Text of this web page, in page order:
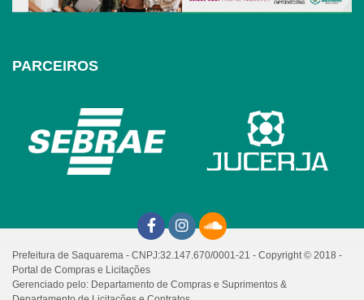
PARCEIROS
Prefeitura de Saquarema - CNPJ:32.147.670/0001-21 - Copyright © 2018 -
Portal de Compras e Licitações
Gerenciado pelo: Departamento de Compras e Suprimentos &